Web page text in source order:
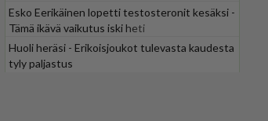
Esko Eerikäinen lopetti testosteronit kesäksi -
Tämä ikävä vaikutus iski heti
Huoli heräsi - Erikoisjoukot tulevasta kaudesta
tyly paljastus